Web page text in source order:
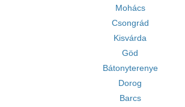
Mohács
Csongrád
Kisvárda
Göd
Bátonyterenye
Dorog
Barcs